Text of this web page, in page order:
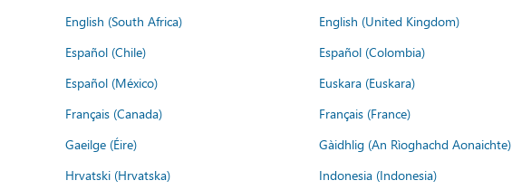
English (South Africa)
English (United Kingdom)
Español (Chile)
Español (Colombia)
Español (México)
Euskara (Euskara)
Français (Canada)
Français (France)
Gaeilge (Éire)
Gàidhlig (An Rìoghachd Aonaichte)
Hrvatski (Hrvatska)
Indonesia (Indonesia)